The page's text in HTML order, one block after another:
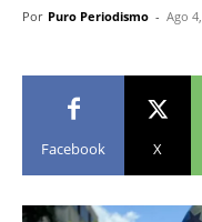
Por Puro Periodismo - Ago
Facebook X